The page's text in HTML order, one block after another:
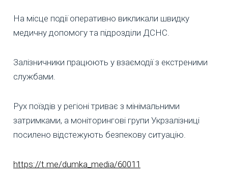
На місце події оперативно викликали швидку
медичну допомогу та підрозділи ДСНС.
Залізничники працюють у взаємодії з екстреними
службами.
Рух поїздів у регіоні триває з мінімальними
затримками, а моніторингові групи Укрзалізниці
посилено відстежують безпекову ситуацію.
https://t.me/dumka_media/60011